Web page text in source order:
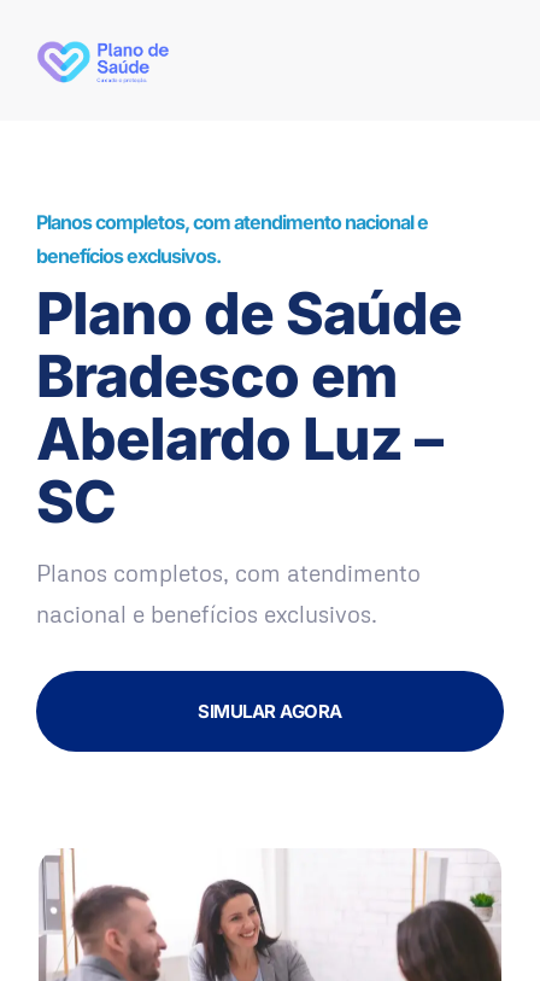
Planos completos, com atendimento nacional e
benefícios exclusivos.
Plano de Saúde
Bradesco em
Abelardo Luz –
SC
Planos completos, com atendimento
nacional e benefícios exclusivos.
SIMULAR AGORA